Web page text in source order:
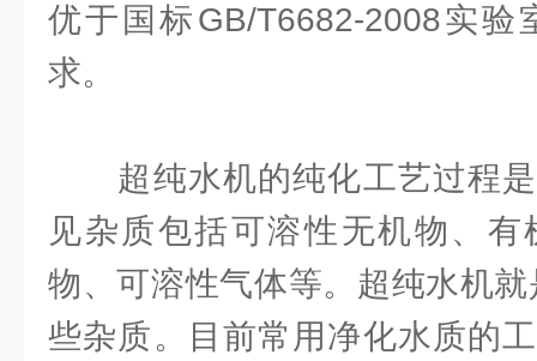
优于国标GB/T6682-2008实
求。
超纯水机的纯化工艺过程是
见杂质包括可溶性无机物、
物、可溶性气体等。超纯水机
些杂质。目前常用净化水质的